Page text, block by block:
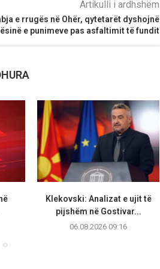
Artikulli i ardhshëm
e rrugës në Ohër, qytetarët dyshojnë
e punimeve pas asfaltimit të fundit
Klekovski: Analizat e ujit të
pijshëm në Gostivar...
06.08.2026 09:16